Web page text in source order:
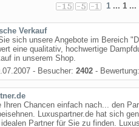
1 ... 1 ...
Verkauf
sich unsere Angebote im Bereich
eine qualitativ, hochwertige
in unserem Shop.
- Besucher: 2402 - Bewertung:
Ihren Chancen einfach nach... den
Luxuspartner.de hat sich
Partner für Sie zu finden.